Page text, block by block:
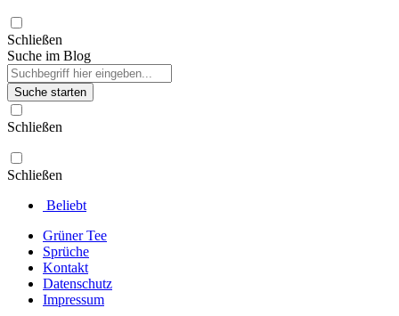
Schließen
Suche im Blog
Suche starten
Schließen
Schließen
Beliebt
Grüner Tee
Sprüche
Kontakt
Datenschutz
Impressum